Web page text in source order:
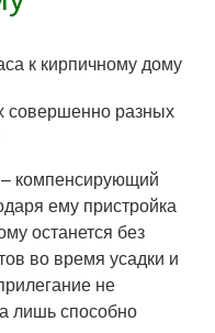
совершенно разных
компенсирующий
ему пристройка
останется без
во время усадки и
не
лишь способно